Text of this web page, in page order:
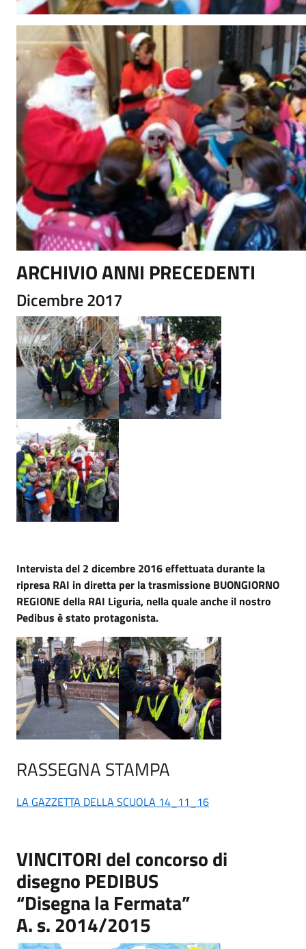
ARCHIVIO ANNI PRECEDENTI
Dicembre 2017
Intervista del 2 dicembre 2016 effettuata durante la
ripresa RAI in diretta per la trasmissione BUONGIORNO
REGIONE della RAI Liguria, nella quale anche il nostro
Pedibus è stato protagonista.
RASSEGNA STAMPA
LA GAZZETTA DELLA SCUOLA 14_11_16
VINCITORI del concorso di
disegno PEDIBUS
“Disegna la Fermata”
A. s. 2014/2015